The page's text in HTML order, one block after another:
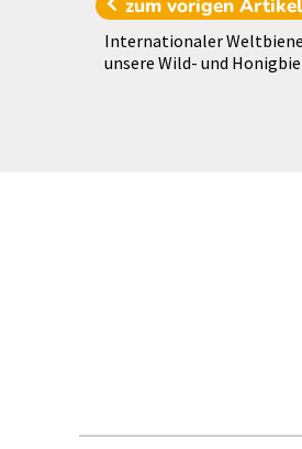
zum vorigenArtikel
Internationaler
unsere Wild- und